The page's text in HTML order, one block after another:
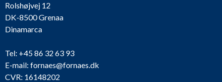
Rolshøjvej 12
DK-8500 Grenaa
Dinamarca
Tel: +45 86 32 63 93
E-mail: fornaes@fornaes.dk
CVR: 16148202